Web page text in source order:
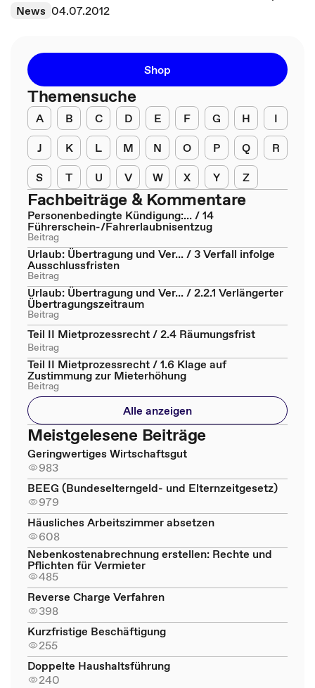
News 04.07.2012
Shop
Themensuche
A B C D E F G H
I
J
K L M N O P Q
R
S
T U V W X Y Z
Fachbeiträge & Kommentare
Personenbedingte Kündigung:... / 14
Führerschein-/Fahrerlaubnisentzug
Beitrag
Urlaub: Übertragung und Ver... / 3 Verfall infolge
Ausschlussfristen
Beitrag
Urlaub: Übertragung und Ver... / 2.2.1 Verlängerter
Übertragungszeitraum
Beitrag
Teil II Mietprozessrecht / 2.4 Räumungsfrist
Beitrag
Teil II Mietprozessrecht / 1.6 Klage auf
Zustimmung zur Mieterhöhung
Beitrag
Alle anzeigen
Meistgelesene Beiträge
Geringwertiges Wirtschaftsgut
983
BEEG (Bundeselterngeld- und Elternzeitgesetz)
979
Häusliches Arbeitszimmer absetzen
608
Nebenkostenabrechnung erstellen: Rechte und
Pflichten für Vermieter
485
Reverse Charge Verfahren
398
Kurzfristige Beschäftigung
255
Doppelte Haushaltsführung
240